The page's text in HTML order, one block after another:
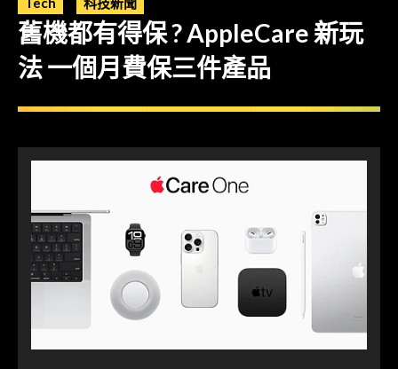
舊機都有得保 ? AppleCare 新玩
法 一個月費保三件產品